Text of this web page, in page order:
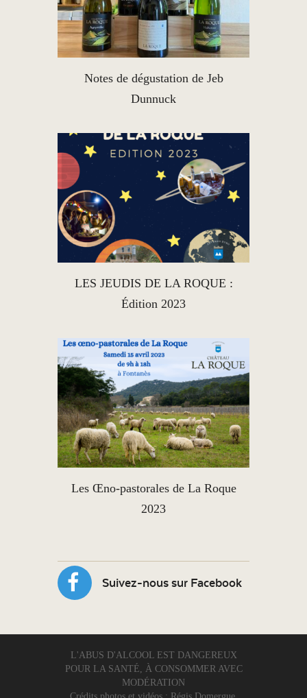
Notes de dégustation de Jeb
Dunnuck
LES JEUDIS DE LA ROQUE :
Édition 2023
Les Œno-pastorales de La Roque
2023
Suivez-nous sur Facebook
L'ABUS D'ALCOOL EST DANGEREUX
POUR LA SANTÉ, À CONSOMMER AVEC
MODÉRATION
Crédits photos et vidéos : Régis Domergue.